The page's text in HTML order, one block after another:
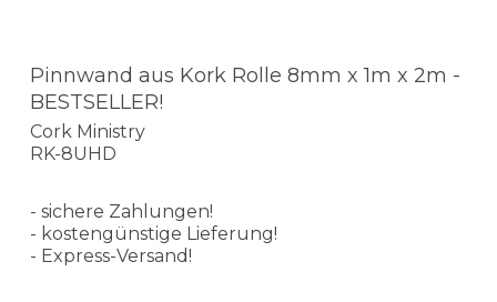
Pinnwand aus Kork Rolle 8mm x 1m x 2m -
BESTSELLER!
Cork Ministry
RK-8UHD
- sichere Zahlungen!
- kostengünstige Lieferung!
- Express-Versand!